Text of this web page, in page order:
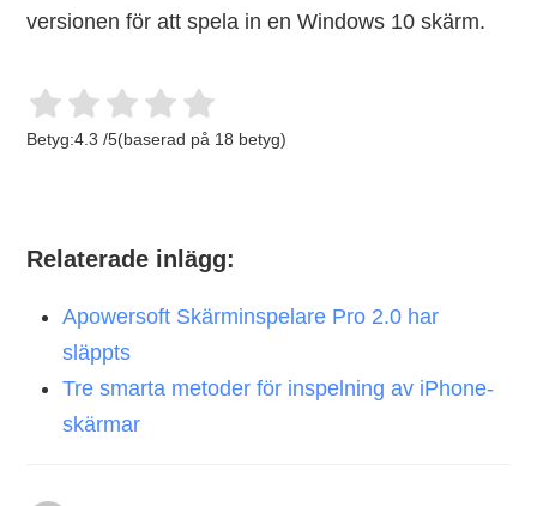
versionen för att spela in en Windows 10 skärm.
Betyg:4.3 /5(baserad på 18 betyg)
Relaterade inlägg:
Apowersoft Skärminspelare Pro 2.0 har
släppts
Tre smarta metoder för inspelning av iPhone-
skärmar